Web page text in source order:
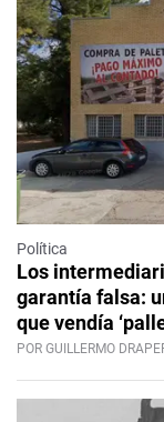
Política
Los
garantía falsa:
que vendía
POR GUILLERMO